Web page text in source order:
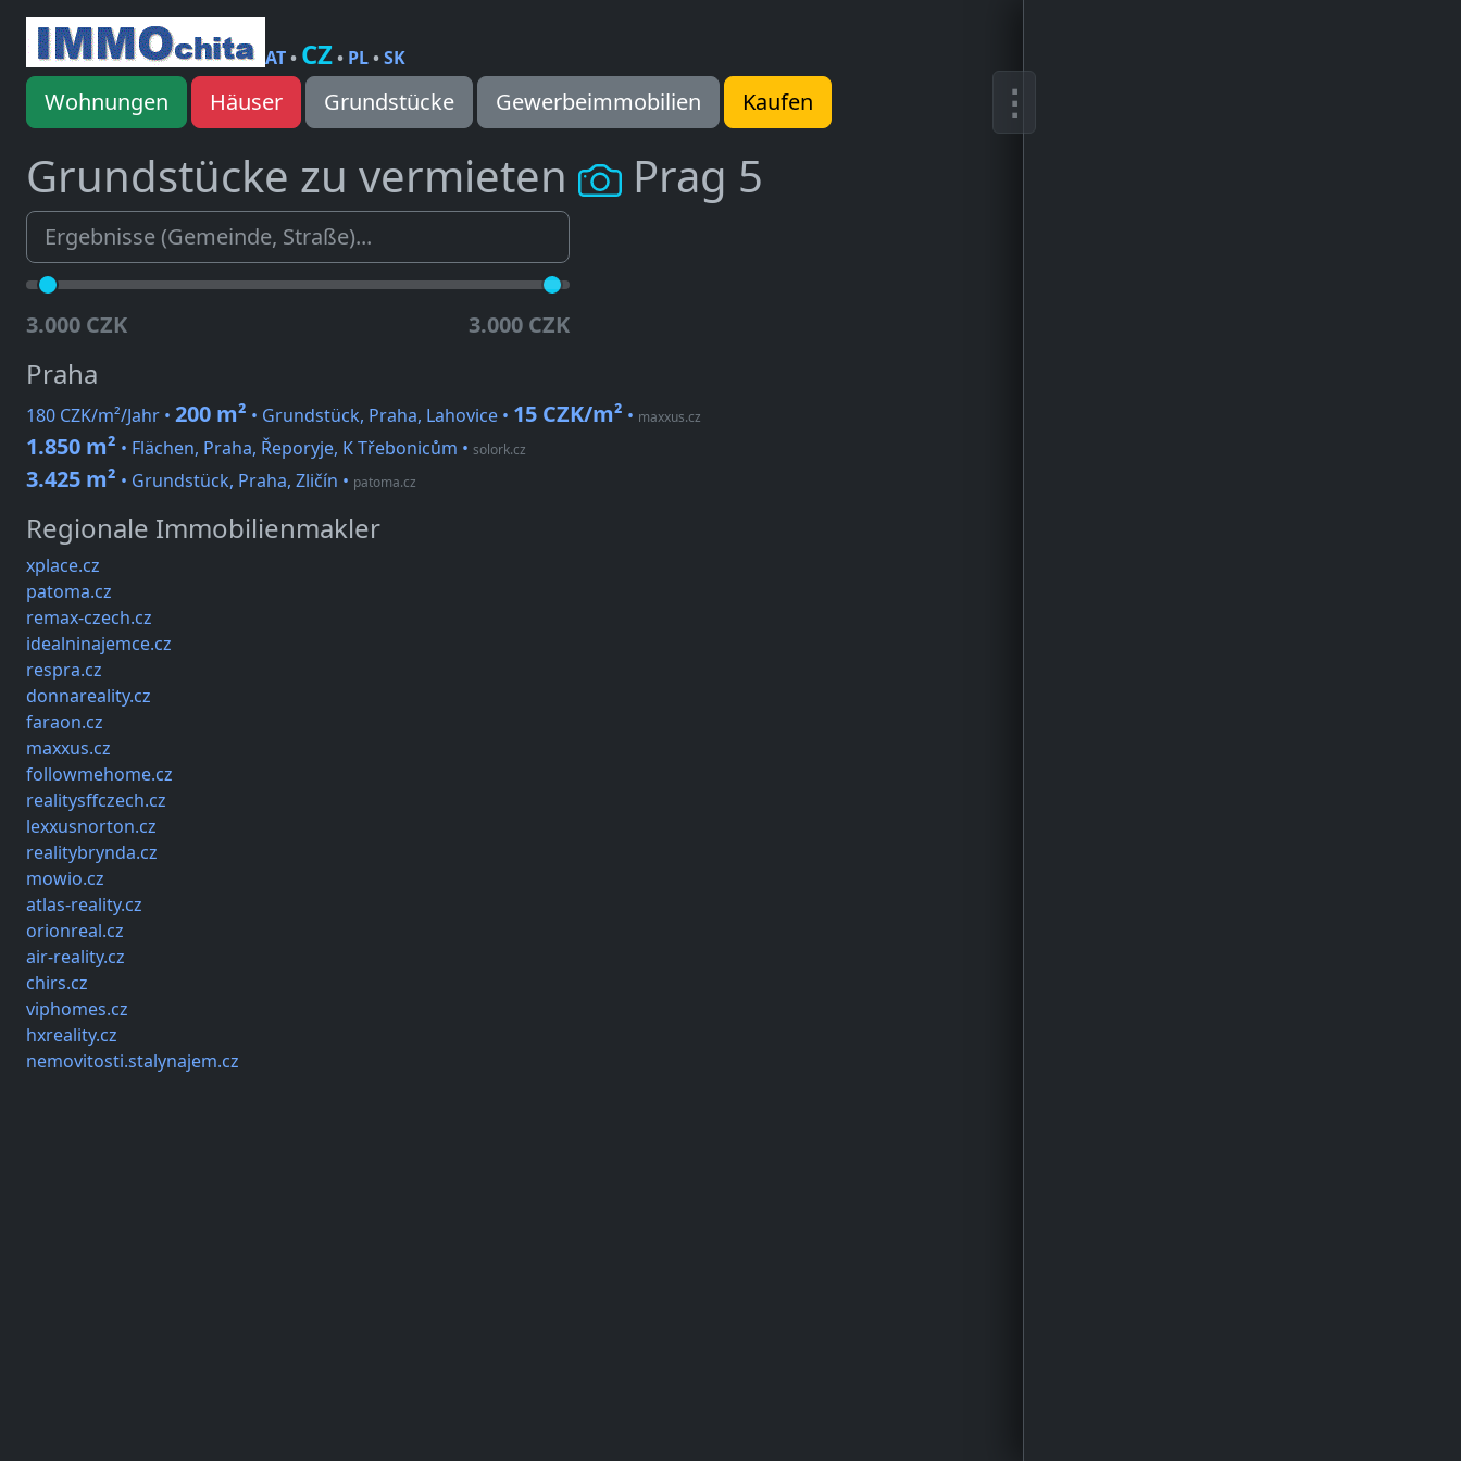
AT• CZ• PL•SK
Wohnungen Häuser Grundstücke Gewerbeimmobilien Kaufen
Grundstücke zu vermieten Prag 5
3.000 CZK 3.000 CZK
Praha
180 CZK/m²/Jahr • 200 m² • Grundstück, Praha, Lahovice • 15 CZK/m² • maxxus.cz
1.850 m² • Flächen, Praha, Řeporyje, K Třebonicům • solork.cz
3.425 m² • Grundstück, Praha, Zličín • patoma.cz
Regionale Immobilienmakler
xplace.cz
patoma.cz
remax-czech.cz
idealninajemce.cz
respra.cz
donnareality.cz
faraon.cz
maxxus.cz
followmehome.cz
realitysffczech.cz
lexxusnorton.cz
realitybrynda.cz
mowio.cz
atlas-reality.cz
orionreal.cz
air-reality.cz
chirs.cz
viphomes.cz
hxreality.cz
nemovitosti.stalynajem.cz